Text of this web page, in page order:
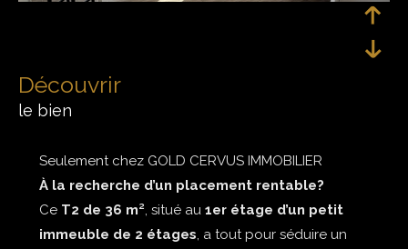
découvrir
le bien
Seulement chez GOLD CERVUS IMMOBILIER
À la recherche d’un placement rentable?
Ce T2 de 36 m² , situé au 1er étage d’un petit
immeuble de 2 étages , a tout pour séduire un